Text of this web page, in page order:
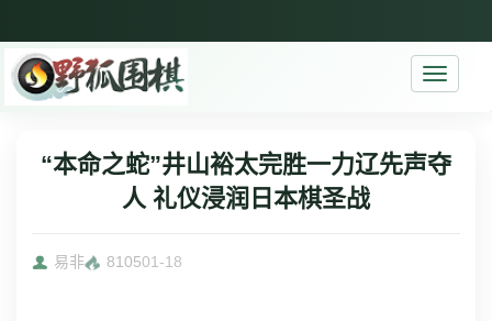
Toggle
“本命之蛇”井山裕太完胜一力辽先声夺
人 礼仪浸润日本棋圣战
易非 810501-18